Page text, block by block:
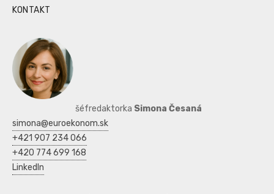
KONTAKT
šéfredaktorka Simona Česaná
simona@euroekonom.sk
+421 907 234 066
+420 774 699 168
LinkedIn